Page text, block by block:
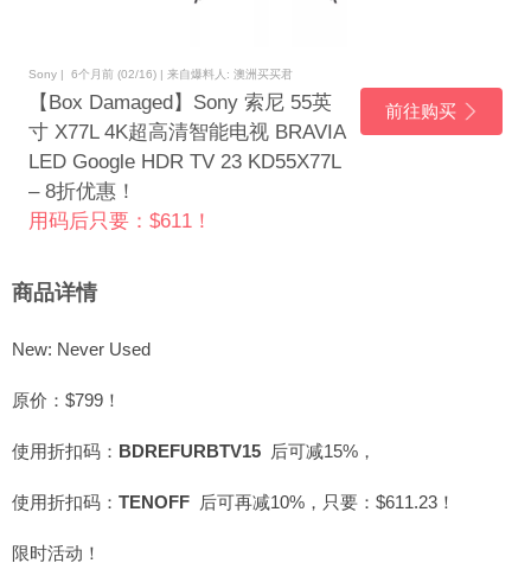
Sony | 6个月前 (02/16) | 来自爆料人: 澳洲买买君
【Box Damaged】Sony 索尼 55英
寸 X77L 4K超高清智能电视 BRAVIA
LED Google HDR TV 23 KD55X77L
– 8折优惠！
用码后只要：$611！
前往购买
商品详情
New: Never Used
原价：$799！
使用折扣码： BDREFURBTV15 后可减15%，
使用折扣码： TENOFF 后可再减10%，只要：$611.23！
限时活动！